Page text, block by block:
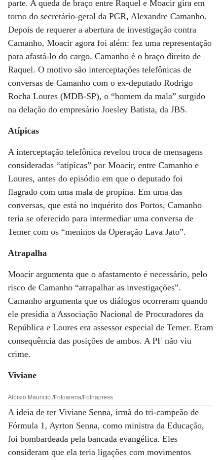
parte. A queda de braço entre Raquel e Moacir gira em
torno do secretário-geral da PGR, Alexandre Camanho.
Depois de requerer a abertura de investigação contra
Camanho, Moacir agora foi além: fez uma representação
para afastá-lo do cargo. Camanho é o braço direito de
Raquel. O motivo são interceptações telefônicas de
conversas de Camanho com o ex-deputado Rodrigo
Rocha Loures (MDB-SP), o “homem da mala” surgido
na delação do empresário Joesley Batista, da JBS.
Atípicas
A interceptação telefônica revelou troca de mensagens
consideradas “atípicas” por Moacir, entre Camanho e
Loures, antes do episódio em que o deputado foi
flagrado com uma mala de propina. Em uma das
conversas, que está no inquérito dos Portos, Camanho
teria se oferecido para intermediar uma conversa de
Temer com os “meninos da Operação Lava Jato”.
Atrapalha
Moacir argumenta que o afastamento é necessário, pelo
risco de Camanho “atrapalhar as investigações”.
Camanho argumenta que os diálogos ocorreram quando
ele presidia a Associação Nacional de Procuradores da
República e Loures era assessor especial de Temer. Eram
consequência das posições de ambos. A PF não viu
crime.
Viviane
Aloisio Mauricio /Fotoarena/Folhapress
A ideia de ter Viviane Senna, irmã do tri-campeão de
Fórmula 1, Ayrton Senna, como ministra da Educação,
foi bombardeada pela bancada evangélica. Eles
consideram que ela teria ligações com movimentos